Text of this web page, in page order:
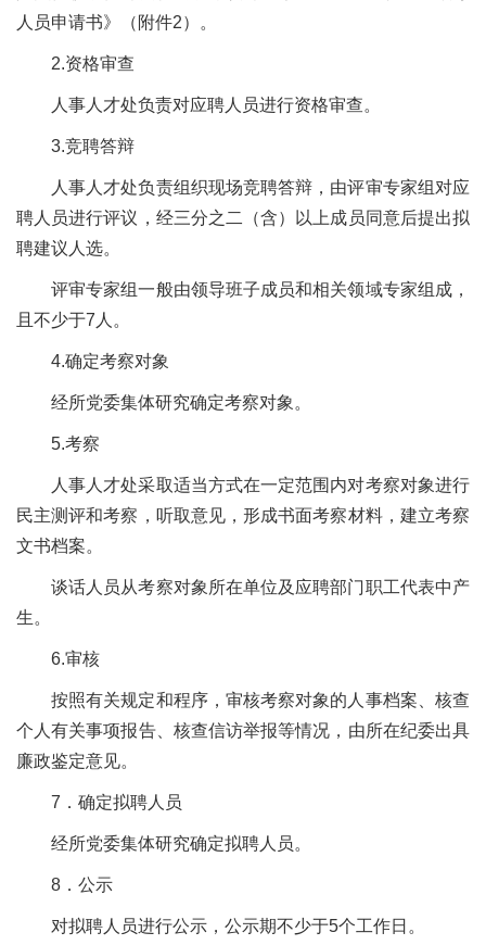
人员申请书》（附件2）。
2.资格审查
人事人才处负责对应聘人员进行资格审查。
3.竞聘答辩
人事人才处负责组织现场竞聘答辩，由评审专家组对应
聘人员进行评议，经三分之二（含）以上成员同意后提出拟
聘建议人选。
评审专家组一般由领导班子成员和相关领域专家组成，
且不少于7人。
4.确定考察对象
经所党委集体研究确定考察对象。
5.考察
人事人才处采取适当方式在一定范围内对考察对象进行
民主测评和考察，听取意见，形成书面考察材料，建立考察
文书档案。
谈话人员从考察对象所在单位及应聘部门职工代表中产
生。
6.审核
按照有关规定和程序，审核考察对象的人事档案、核查
个人有关事项报告、核查信访举报等情况，由所在纪委出具
廉政鉴定意见。
7．确定拟聘人员
经所党委集体研究确定拟聘人员。
8．公示
对拟聘人员进行公示，公示期不少于5个工作日。